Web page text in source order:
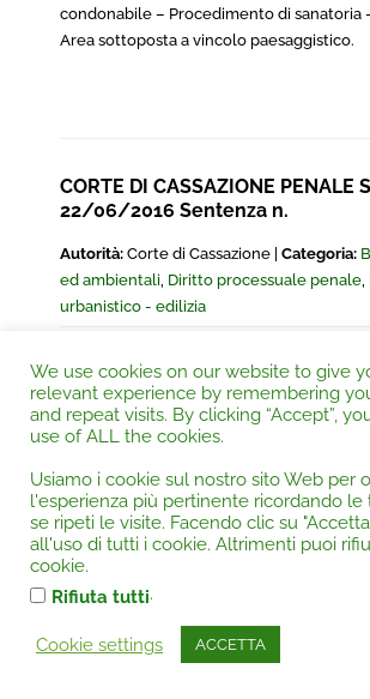
condonabile – Procedimento di sanatoria
Area sottoposta a vincolo paesaggistico.
CORTE DI CASSAZIONE PENALE
22/06/2016 Sentenza n.
Autorità: Corte di Cassazione | Categoria:
ed ambientali, Diritto processuale penale,
urbanistico - edilizia
– Accertamento di conformità – Effetti e
del d.P.R. n. 380/2001–BENI CULTURALI
– Zona sottoposta a vincolo paesaggistico
1, del d.lgs. n. 42/2004–DIRITTO
PENALE– Proscioglimento nel merito e
estinzione del reato – Presupposti –Art.
proc. pen.
– Cause di non punibilità –
We use cookies on our website to give
relevant experience by remembering
and repeat visits. By clicking “Accept”,
use of ALL the cookies.
Usiamo i cookie sul nostro sito Web per
l'esperienza più pertinente ricordando
se ripeti le visite. Facendo clic su
all'uso di tutti i cookie. Altrimenti puoi
cookie.
Rifiuta tutti.
Cookie settings ACCETTA